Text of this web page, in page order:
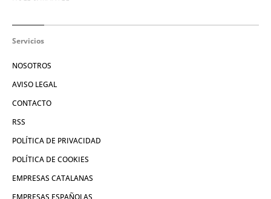
Servicios
NOSOTROS
AVISO LEGAL
CONTACTO
RSS
POLÍTICA DE PRIVACIDAD
POLÍTICA DE COOKIES
EMPRESAS CATALANAS
EMPRESAS ESPAÑOLAS